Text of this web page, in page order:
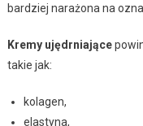
bardziej narażona na
Kremy ujędrniające
takie jak:
kolagen,
elastyna,